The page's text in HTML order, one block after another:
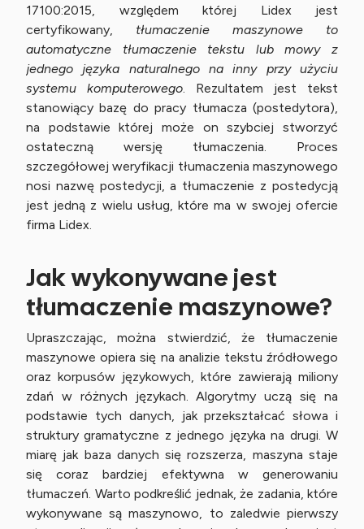
17100:2015, względem której Lidex jest
certyfikowany, tłumaczenie maszynowe to
automatyczne tłumaczenie tekstu lub mowy z
jednego języka naturalnego na inny przy użyciu
systemu komputerowego. Rezultatem jest tekst
stanowiący bazę do pracy tłumacza (postedytora),
na podstawie której może on szybciej stworzyć
ostateczną wersję tłumaczenia. Proces
szczegółowej weryfikacji tłumaczenia maszynowego
nosi nazwę postedycji, a tłumaczenie z postedycją
jest jedną z wielu usług, które ma w swojej ofercie
firma Lidex.
Jak wykonywane jest
tłumaczenie maszynowe?
Upraszczając, można stwierdzić, że tłumaczenie
maszynowe opiera się na analizie tekstu źródłowego
oraz korpusów językowych, które zawierają miliony
zdań w różnych językach. Algorytmy uczą się na
podstawie tych danych, jak przekształcać słowa i
struktury gramatyczne z jednego języka na drugi. W
miarę jak baza danych się rozszerza, maszyna staje
się coraz bardziej efektywna w generowaniu
tłumaczeń. Warto podkreślić jednak, że zadania, które
wykonywane są maszynowo, to zaledwie pierwszy